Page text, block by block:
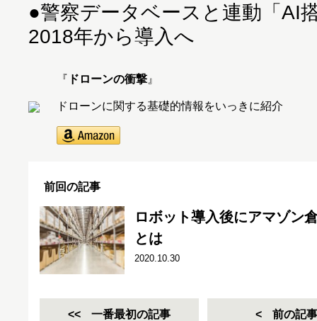
●警察データベースと連動「AI
2018年から導入へ
『 ドローンの衝撃 』
ドローンに関する基礎的情報をいっきに紹介
前回の記事
ロボット導入後にアマゾン
とは
2020.10.30
一番最初の記事 前の記事